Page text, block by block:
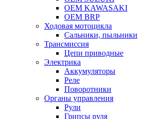
OEM KAWASAKI
OEM BRP
Ходовая мотоцикла
Сальники, пыльники
Трансмиссия
Цепи приводные
Электрика
Аккумуляторы
Реле
Поворотники
Органы управления
Рули
Грипсы руля